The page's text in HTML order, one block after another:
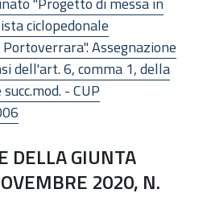
ciclopedonale
Assegnazione
dell'art. 6, comma 1, della
- CUP
DELLA GIUNTA
2020, N.